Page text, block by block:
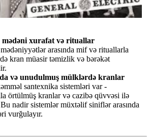
mədəni xurafat və rituallar
arasında mif və rituallarla
kran müasir təmizlik və bərəkət
və unudulmuş mülklərdə kranlar
santexnika sistemləri var -
örtülmüş kranlar və cazibə qüvvəsi ilə
nadir sistemlər müxtəlif siniflər arasında
vurğulayır.